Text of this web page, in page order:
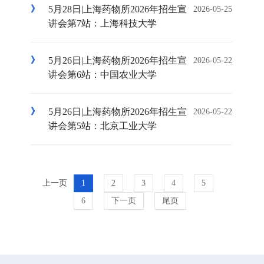
5月28日|上海药物所2026年招生宣
讲会第7站：上海科技大学
2026-05-25
5月26日|上海药物所2026年招生宣
讲会第6站：中国农业大学
2026-05-22
5月26日|上海药物所2026年招生宣
讲会第5站：北京工业大学
2026-05-22
上一页 1 2 3 4
5
6
下一页 尾页